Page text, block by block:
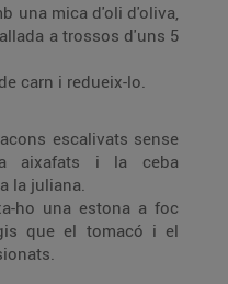
una mica d'oli d'oliva,
a trossos d'uns 5
carn i redueix-lo.
escalivats sense
aixafats i la ceba
la juliana.
ho una estona a foc
que el tomacó i el